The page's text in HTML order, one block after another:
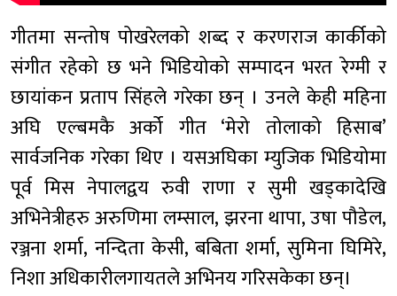
गीतमा सन्तोष पोखरेलको शब्द र करणराज कार्कीको
संगीत रहेको छ भने भिडियोको सम्पादन भरत रेग्मी र
छायांकन प्रताप सिंहले गरेका छन् । उनले केही महिना
अघि एल्बमकै अर्को गीत ‘मेरो तोलाको हिसाब’
सार्वजनिक गरेका थिए । यसअघिका म्युजिक भिडियोमा
पूर्व मिस नेपालद्वय रुवी राणा र सुमी खड्कादेखि
अभिनेत्रीहरु अरुणिमा लम्साल, झरना थापा, उषा पौडेल,
रञ्जना शर्मा, नन्दिता केसी, बबिता शर्मा, सुमिना घिमिरे,
निशा अधिकारीलगायतले अभिनय गरिसकेका छन्।